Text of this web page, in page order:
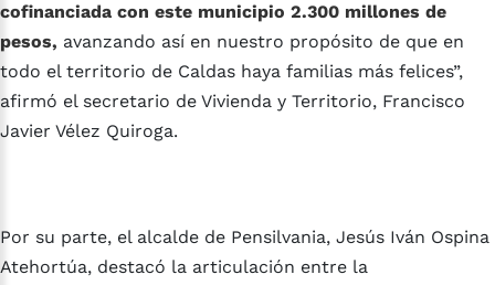
cofinanciada con este municipio 2.300 millones de
pesos, avanzando así en nuestro propósito de que en
todo el territorio de Caldas haya familias más felices”,
afirmó el secretario de Vivienda y Territorio, Francisco
Javier Vélez Quiroga.
Por su parte, el alcalde de Pensilvania, Jesús Iván Ospina
Atehortúa, destacó la articulación entre la